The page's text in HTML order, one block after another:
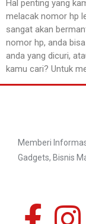
Hal penting yang
melacak nomor hp
sangat akan
nomor hp, anda
anda yang dicuri,
kamu cari? Untuk
Memberi
Gadgets, Bisnis